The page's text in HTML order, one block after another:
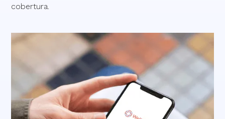
cobertura.